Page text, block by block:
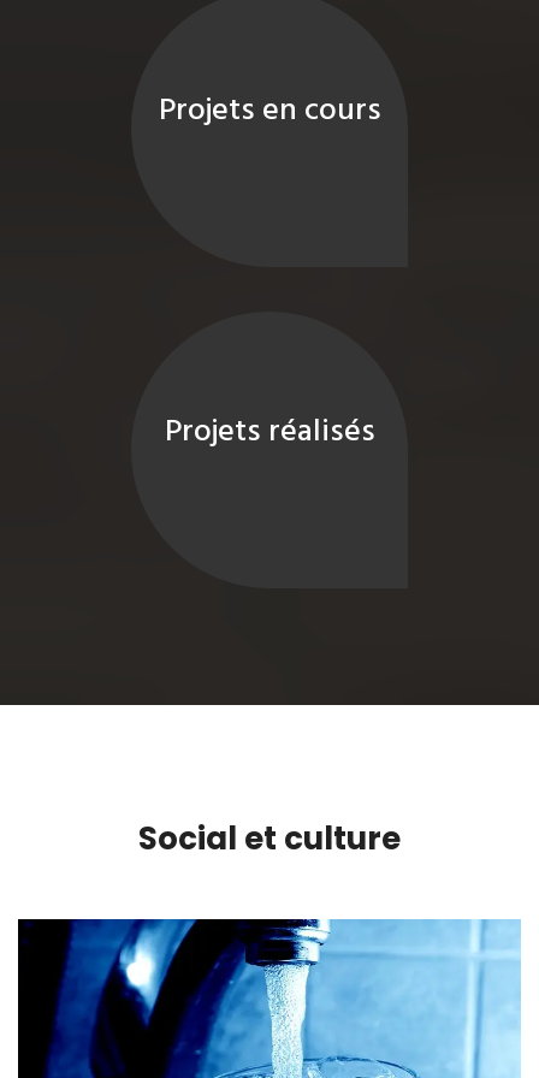
Projets en cours
Projets réalisés
Social et culture